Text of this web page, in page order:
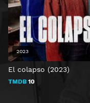
El colapso (2023)
TMDB 10
2023